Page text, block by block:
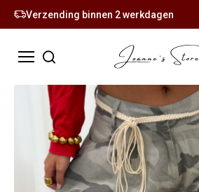
Verzending binnen 2 werkdagen